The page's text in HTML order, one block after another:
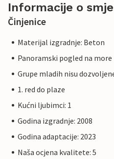
Informacije o
Činjenice
Materijal izgradnje: Beton
Panoramski pogled na more
Grupe mladih nisu
1. red do plaze
Kućni ljubimci: 1
Godina izgradnje: 2008
Godina adaptacije: 2023
Naša ocjena kvalitete: 5